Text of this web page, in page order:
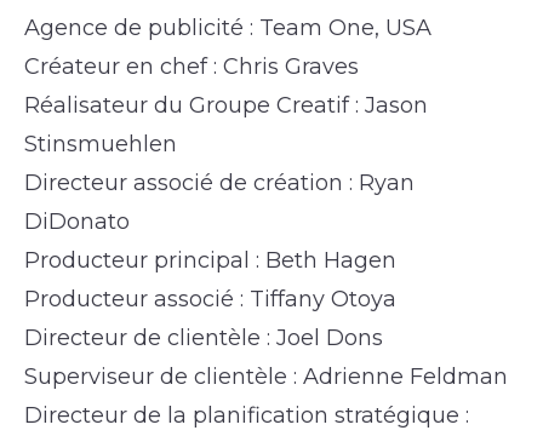
Agence de publicité : Team One, USA
Créateur en chef : Chris Graves
Réalisateur du Groupe Creatif : Jason
Stinsmuehlen
Directeur associé de création : Ryan
DiDonato
Producteur principal : Beth Hagen
Producteur associé : Tiffany Otoya
Directeur de clientèle : Joel Dons
Superviseur de clientèle : Adrienne Feldman
Directeur de la planification stratégique :